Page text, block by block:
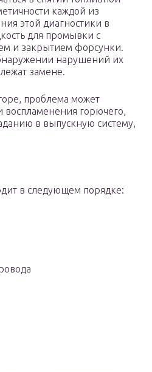
каждой из
этой диагностики в
для промывки с
и закрытием форсунки.
нарушений их
замене.
проблема может
воспламенения горючего,
в выпускную систему,
в следующем порядке: